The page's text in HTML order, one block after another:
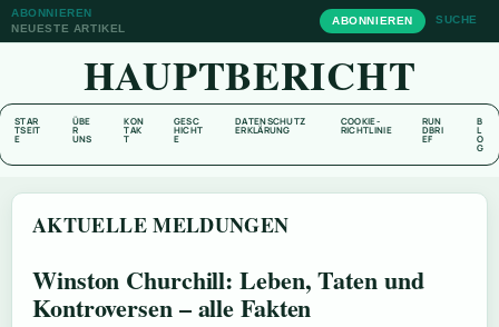
ABONNIEREN
NEUESTE ARTIKEL
ABONNIEREN SUCHE
HAUPTBERICHT
STAR
TSEIT
E
ÜBE
R
UNS
KON
TAK
T
GESC
HICHT
E
DATENSCHUTZ
ERKLÄRUNG
COOKIE-
RICHTLINIE
RUN
DBRI
EF
B
L
O
G
AKTUELLE MELDUNGEN
Winston Churchill: Leben, Taten und
Kontroversen – alle Fakten